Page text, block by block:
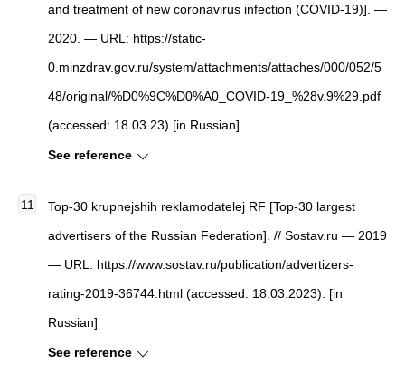
and treatment of new coronavirus infection (COVID-19)]. —
2020. — URL: https://static-
0.minzdrav.gov.ru/system/attachments/attaches/000/052/5
48/original/%D0%9C%D0%A0_COVID-19_%28v.9%29.pdf
(accessed: 18.03.23) [in Russian]
See reference
Top-30 krupnejshih reklamodatelej RF [Top-30 largest
advertisers of the Russian Federation]. // Sostav.ru — 2019
— URL: https://www.sostav.ru/publication/advertizers-
rating-2019-36744.html (accessed: 18.03.2023). [in
Russian]
See reference